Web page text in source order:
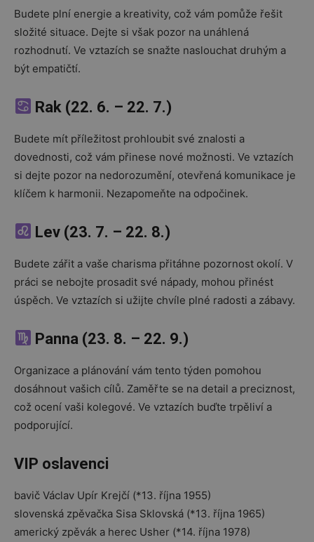
Budete plní energie a kreativity, což vám pomůže řešit
složité situace. Dejte si však pozor na unáhlená
rozhodnutí. Ve vztazích se snažte naslouchat druhým a
být empatičtí.
Rak (22. 6. – 22. 7.)
Budete mít příležitost prohloubit své znalosti a
dovednosti, což vám přinese nové možnosti. Ve vztazích
si dejte pozor na nedorozumění, otevřená komunikace je
klíčem k harmonii. Nezapomeňte na odpočinek.
Lev (23. 7. – 22. 8.)
Budete zářit a vaše charisma přitáhne pozornost okolí. V
práci se nebojte prosadit své nápady, mohou přinést
úspěch. Ve vztazích si užijte chvíle plné radosti a zábavy.
Panna (23. 8. – 22. 9.)
Organizace a plánování vám tento týden pomohou
dosáhnout vašich cílů. Zaměřte se na detail a preciznost,
což ocení vaši kolegové. Ve vztazích buďte trpěliví a
podporující.
VIP oslavenci
bavič Václav Upír Krejčí (*13. října 1955)
slovenská zpěvačka Sisa Sklovská (*13. října 1965)
americký zpěvák a herec Usher (*14. října 1978)